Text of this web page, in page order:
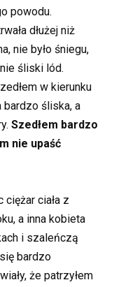
powodu.
dłużej niż
nie było śniegu,
śliski lód.
w kierunku
bardzo śliska, a
Szedłem bardzo
nie upaść
ciała z
a inna kobieta
i szaleńczą
bardzo
że patrzyłem